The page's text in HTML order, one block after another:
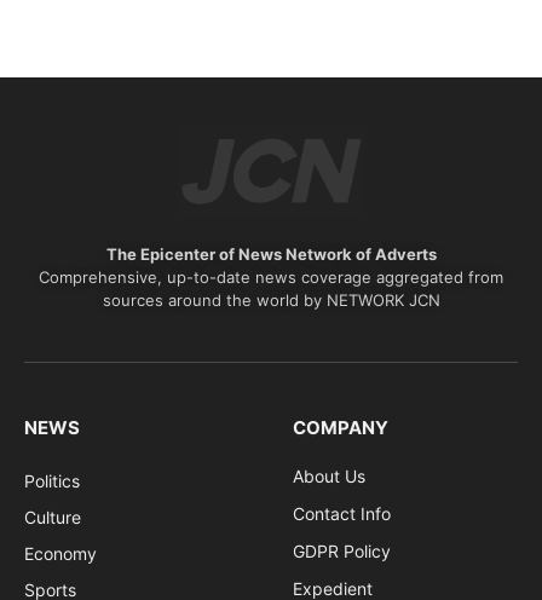
The Epicenter of News Network of Adverts
Comprehensive, up-to-date news coverage aggregated from
sources around the world by NETWORK JCN
NEWS
Politics
Culture
Economy
Sports
COMPANY
About Us
Contact Info
GDPR Policy
Expedient